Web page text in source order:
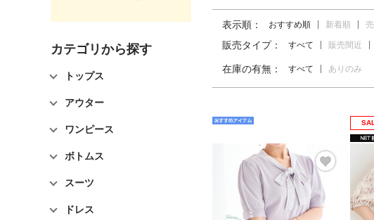
カテゴリから探す
トップス
アウター
ワンピース
ボトムス
スーツ
ドレス
表示順： おすすめ順 新着順
販売タイプ： すべて 販売間近
在庫の有無： すべて ありのみ